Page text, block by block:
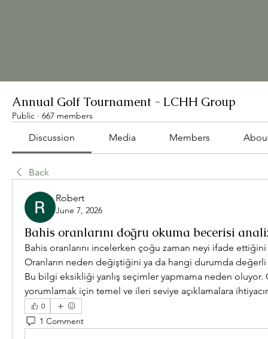
Annual Golf Tournament - LCHH Group
Public · 667 members
Discussion Media Members
Back
Robert
June 7, 2026
Bahis oranlarını doğru okuma becerisi
Bahis oranlarını incelerken çoğu zaman neyi ifade
Oranların neden değiştiğini ya da hangi durumda
Bu bilgi eksikliği yanlış seçimler yapmama neden oluyor.
yorumlamak için temel ve ileri seviye açıklamalara
0
1 Comment